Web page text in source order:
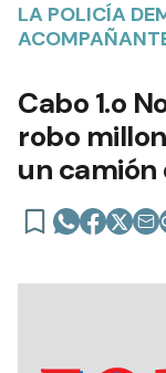
LA POLICÍA
Cabo 1.o
robo
un